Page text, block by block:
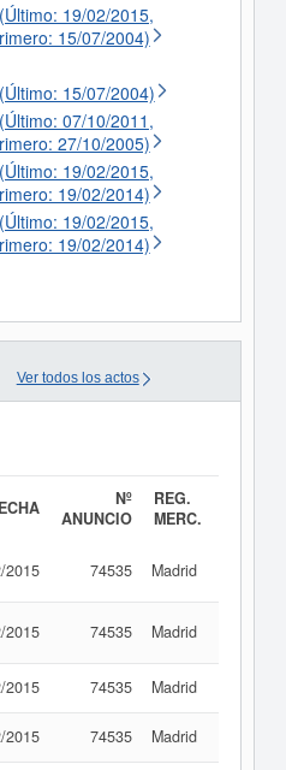
19/02/2015,
15/07/2004)
15/07/2004)
07/10/2011,
27/10/2005)
19/02/2015,
19/02/2014)
19/02/2015,
19/02/2014)
Ver todos los actos
Nº
ANUNCIO
REG.
MERC.
2015 74535 Madrid
2015 74535 Madrid
2015 74535 Madrid
2015 74535 Madrid